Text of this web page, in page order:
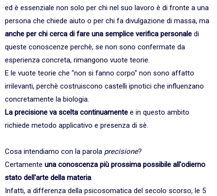
ed è essenziale non solo per chi nel suo lavoro è di fronte a una
persona che chiede aiuto o per chi fa divulgazione di massa, ma
anche per chi cerca di fare una semplice verifica personale di
queste conoscenze perchè, se non sono confermate da
esperienza concreta, rimangono vuote teorie.
E le vuote teorie che "non si fanno corpo" non sono affatto
irrilevanti, perchè costruiscono castelli ipnotici che influenzano
concretamente la biologia.
La precisione va scelta continuamente e in questo ambito
richiede metodo applicativo e presenza di sè.
Cosa intendiamo con la parola precisione?
Certamente una conoscenza più prossima possibile all'odierno
stato dell'arte della materia.
Infatti, a differenza della psicosomatica del secolo scorso, le 5